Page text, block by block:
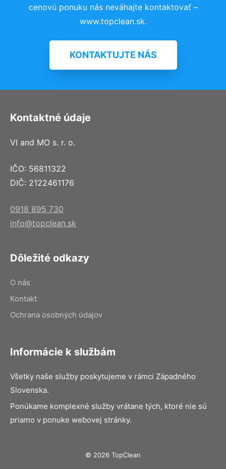
cenovú ponuku nás neváhajte kontaktovať –
www.topclean.sk.
KONTAKTUJTE NÁS
Kontaktné údaje
VI and MO s. r. o.
IČO: 56811322
DIČ: 2122461176
0918 895 730
info@topclean.sk
Dôležité odkazy
O nás
Kontakt
Ochrana osobných údajov
Informácie k službám
Všetky naše služby poskytujeme v rámci Západného
Slovenska.
Ponúkame komplexné služby vrátane tých, ktoré nie sú
priamo v ponuke webovej stránky.
© 2026 TopClean